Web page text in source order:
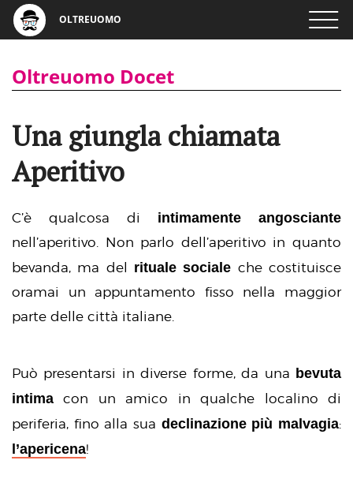
OLTREUOMO
Oltreuomo Docet
Una giungla chiamata
Aperitivo
C’è qualcosa di intimamente angosciante
nell’aperitivo. Non parlo dell’aperitivo in quanto
bevanda, ma del rituale sociale che costituisce
oramai un appuntamento fisso nella maggior
parte delle città italiane.
Può presentarsi in diverse forme, da una bevuta
intima con un amico in qualche localino di
periferia, fino alla sua declinazione più malvagia:
l’apericena!